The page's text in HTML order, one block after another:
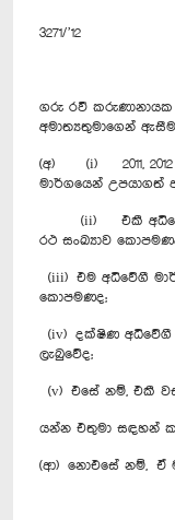
3271/’12
ගරු රවී කරුණානායක
අමාත්‍යතුමාගෙන්
(අ) (i) 2011,
මාර්ගයෙන් උපයාගත්
(ii) එකී අධිවේගී
රථ සංඛ්‍යාව‍
(iii) එම අධිවේගී
කොපමණද;
(iv) දක්ෂිණ
ලැබුවේද;
(v) එසේ නම්, එකී
යන්න එතුමා සඳහන්
(ආ) නොඑසේ නම්, ඒ